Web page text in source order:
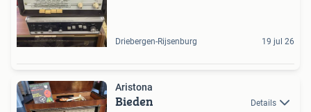
Driebergen-Rijsenburg 19 jul 26
Aristona
Bieden Details